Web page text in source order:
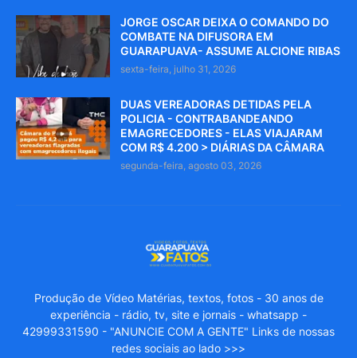
JORGE OSCAR DEIXA O COMANDO DO
COMBATE NA DIFUSORA EM
GUARAPUAVA- ASSUME ALCIONE RIBAS
sexta-feira, julho 31, 2026
DUAS VEREADORAS DETIDAS PELA
POLICIA - CONTRABANDEANDO
EMAGRECEDORES - ELAS VIAJARAM
COM R$ 4.200 > DIÁRIAS DA CÂMARA
segunda-feira, agosto 03, 2026
Produção de Vídeo Matérias, textos, fotos - 30 anos de
experiência - rádio, tv, site e jornais - whatsapp -
42999331590 - "ANUNCIE COM A GENTE" Links de nossas
redes sociais ao lado >>>